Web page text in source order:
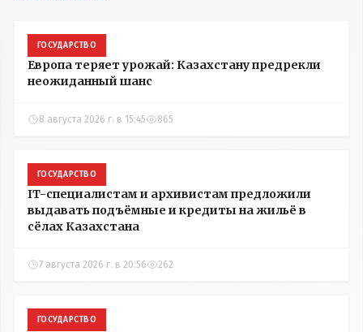
ГОСУДАРСТВО
Европа теряет урожай: Казахстану предрекли
неожиданный шанс
8 августа 2026 г. в 15:45 865
ГОСУДАРСТВО
IT-специалистам и архивистам предложили
выдавать подъёмные и кредиты на жильё в
сёлах Казахстана
7 августа 2026 г. в 20:56 262
ГОСУДАРСТВО